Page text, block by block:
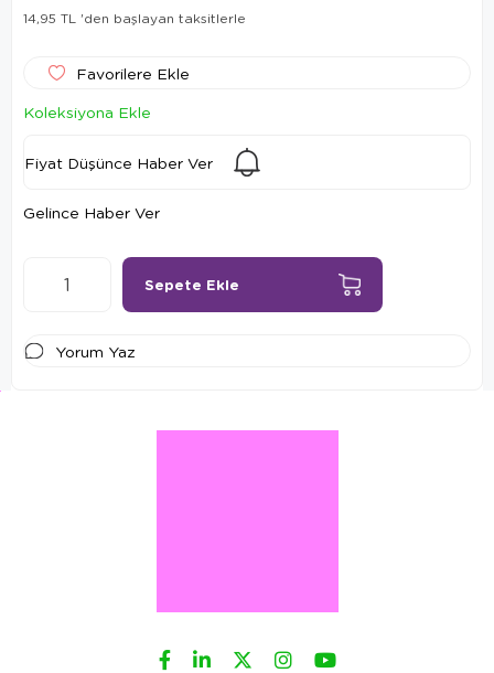
14,95 TL 'den başlayan taksitlerle
Favorilere Ekle
Koleksiyona Ekle
Fiyat Düşünce Haber Ver
Gelince Haber Ver
Yorum Yaz